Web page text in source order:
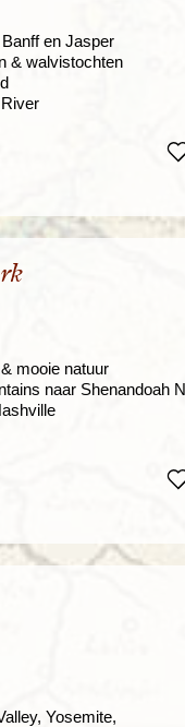
en Jasper
& walvistochten
mooie natuur
naar Shenandoah
Yosemite,